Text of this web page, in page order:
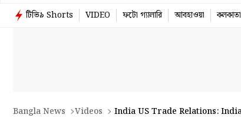
টিভি৯ Shorts VIDEO ফটো গ্যালারি আবহাওয়া
Bangla News Videos India US Trade Relations: